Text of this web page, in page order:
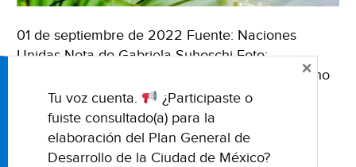
01 de septiembre de 2022 Fuente: Naciones
Unidas Nota de Gabriela Suhoschi Foto:
Anthony/Pexels El agua del mundo abarca mucho
más de lo que podemos ver en ríos, lagos y
océanos …Seguir leyendoMundo
–
Semana
→
NACIONES UNIDAS SEMANA MUNDIAL DE AGUA
Tu voz cuenta.
¿Participaste o
fuiste consultado(a) para la
elaboración del Plan General de
Desarrollo de la Ciudad de México?
×